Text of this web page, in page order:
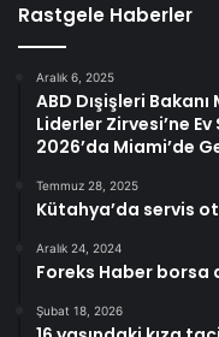
Rastgele Haberler
Aralık 6, 2025
ABD Dışişleri
Liderler Zirvesi’ne
2026’da Miami’de
Temmuz 28, 2025
Kütahya’da servis
Aralık 24, 2024
Foreks Haber borsa
Şubat 18, 2026